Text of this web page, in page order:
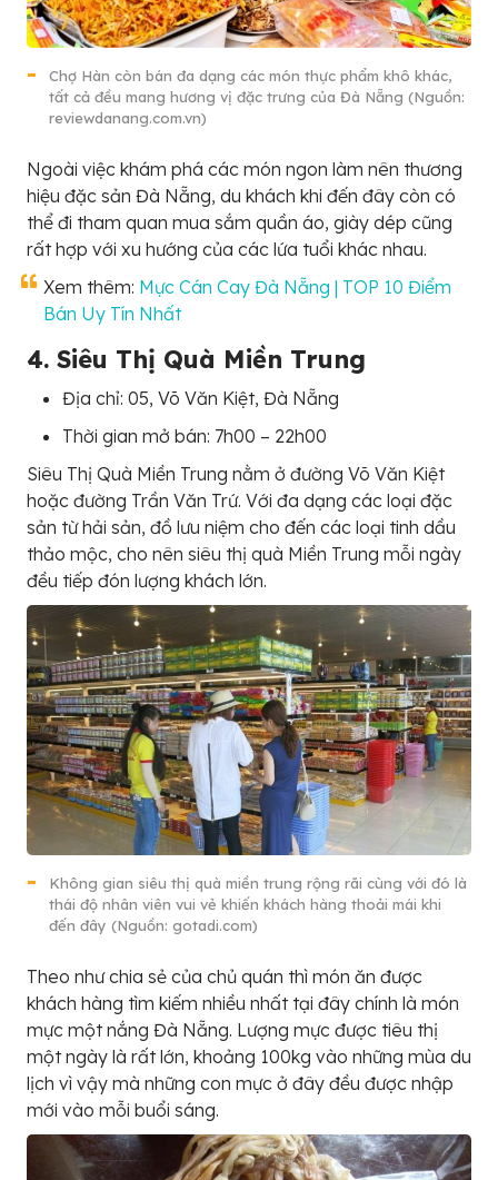
Chợ Hàn còn bán đa dạng các món thực phẩm khô khác,
tất cả đều mang hương vị đặc trưng của Đà Nẵng (Nguồn:
reviewdanang.com.vn)
Ngoài việc khám phá các món ngon làm nên thương
hiệu đặc sản Đà Nẵng, du khách khi đến đây còn có
thể đi tham quan mua sắm quần áo, giày dép cũng
rất hợp với xu hướng của các lứa tuổi khác nhau.
Xem thêm: Mực Cán Cay Đà Nẵng | TOP 10 Điểm
Bán Uy Tín Nhất
4. Siêu Thị Quà Miền Trung
Địa chỉ: 05, Võ Văn Kiệt, Đà Nẵng
Thời gian mở bán: 7h00 – 22h00
Siêu Thị Quà Miền Trung nằm ở đường Võ Văn Kiệt
hoặc đường Trần Văn Trứ. Với đa dạng các loại đặc
sản từ hải sản, đồ lưu niệm cho đến các loại tinh dầu
thảo mộc, cho nên siêu thị quà Miền Trung mỗi ngày
đều tiếp đón lượng khách lớn.
Không gian siêu thị quà miền trung rộng rãi cùng với đó là
thái độ nhân viên vui vẻ khiến khách hàng thoải mái khi
đến đây (Nguồn: gotadi.com)
Theo như chia sẻ của chủ quán thì món ăn được
khách hàng tìm kiếm nhiều nhất tại đây chính là món
mực một nắng Đà Nẵng. Lượng mực được tiêu thị
một ngày là rất lớn, khoảng 100kg vào những mùa du
lịch vì vậy mà những con mực ở đây đều được nhập
mới vào mỗi buổi sáng.